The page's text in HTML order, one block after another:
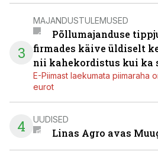
3
MAJANDUSTULEMUSED
Põllumajanduse
firmades käive üldiselt
nii kahekordistus kui ka
E-Piimast laekumata piimaraha
eurot
4 UUDISED
Linas Agro avas